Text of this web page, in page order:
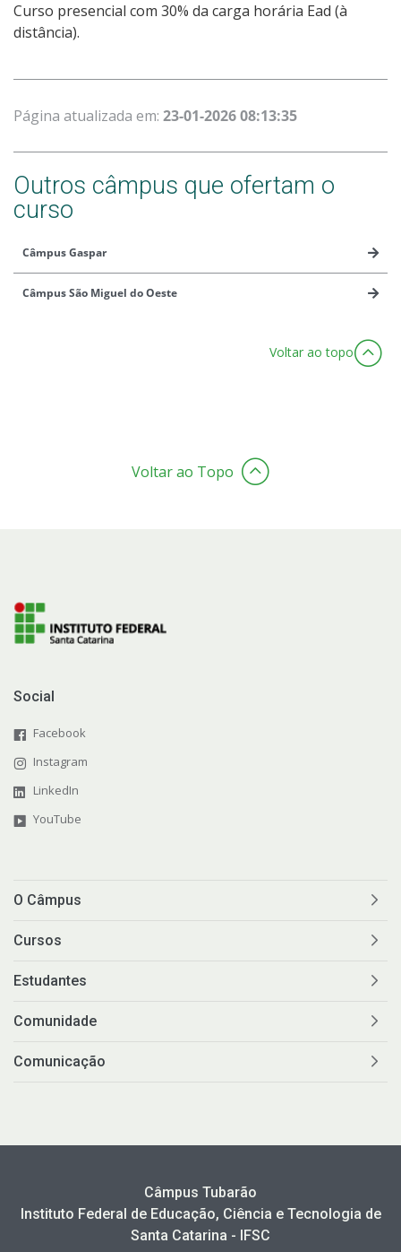
Curso presencial com 30% da carga horária Ead (à
distância).
Página atualizada em: 23-01-2026 08:13:35
Outros câmpus que ofertam o
curso
Câmpus Gaspar
Câmpus São Miguel do Oeste
Voltar ao topo
Voltar ao Topo
Social
Facebook
Instagram
LinkedIn
YouTube
O Câmpus
Cursos
Estudantes
Comunidade
Comunicação
Câmpus Tubarão
Instituto Federal de Educação, Ciência e Tecnologia de
Santa Catarina - IFSC